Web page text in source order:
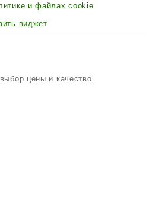
и файлах cookie
виджет
цены и качество